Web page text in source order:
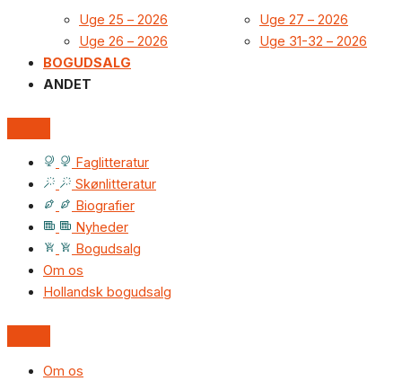
Uge 25 – 2026
Uge 26 – 2026
Uge 27 – 2026
Uge 31-32 – 2026
BOGUDSALG
ANDET
Faglitteratur
Skønlitteratur
Biografier
Nyheder
Bogudsalg
Om os
Hollandsk bogudsalg
Om os